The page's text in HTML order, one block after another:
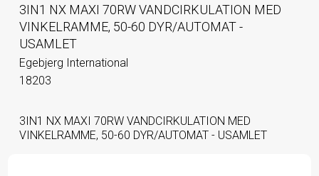
3IN1 NX MAXI 70RW VANDCIRKULATION MED
VINKELRAMME, 50-60 DYR/AUTOMAT -
USAMLET
Egebjerg International
18203
3IN1 NX MAXI 70RW VANDCIRKULATION MED
VINKELRAMME, 50-60 DYR/AUTOMAT - USAMLET